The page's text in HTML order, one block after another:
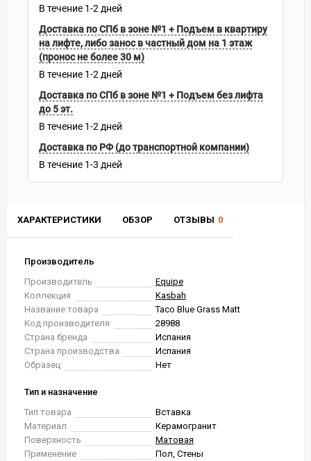
ХАРАКТЕРИСТИКИ ОБЗОР ОТЗЫВЫ 0
Производитель
Производитель
Equipe
Коллекция
Kasbah
Название товара
Taco Blue Grass Matt
Код производителя
28988
Страна бренда
Испания
Страна производства
Испания
Образец
Нет
Тип и назначение
Тип товара
Вставка
Материал
Керамогранит
Поверхность
Матовая
Применение
Пол, Стены
В течение 1-2 дней
Доставка по СПб в зоне №1 + Подъем в квартиру
на лифте, либо занос в частный дом на 1 этаж
(пронос не более 30 м)
В течение 1-2 дней
Доставка по СПб в зоне №1 + Подъем без лифта
до 5 эт.
В течение 1-2 дней
Доставка по РФ (до транспортной компании)
В течение 1-3 дней